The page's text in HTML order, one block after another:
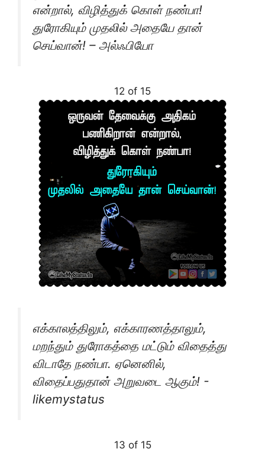
என்றால், விழித்துக் கொள் நண்பா!
துரோகியும் முதலில் அதையே தான்
செய்வான்! – அல்ஃபியோ
12 of 15
எக்காலத்திலும், எக்காரணத்தாலும்,
மறந்தும் துரோகத்தை மட்டும் விதைத்து
விடாதே நண்பா. ஏனெனில்,
விதைப்பதுதான் அறுவடை ஆகும்! -
likemystatus
13 of 15